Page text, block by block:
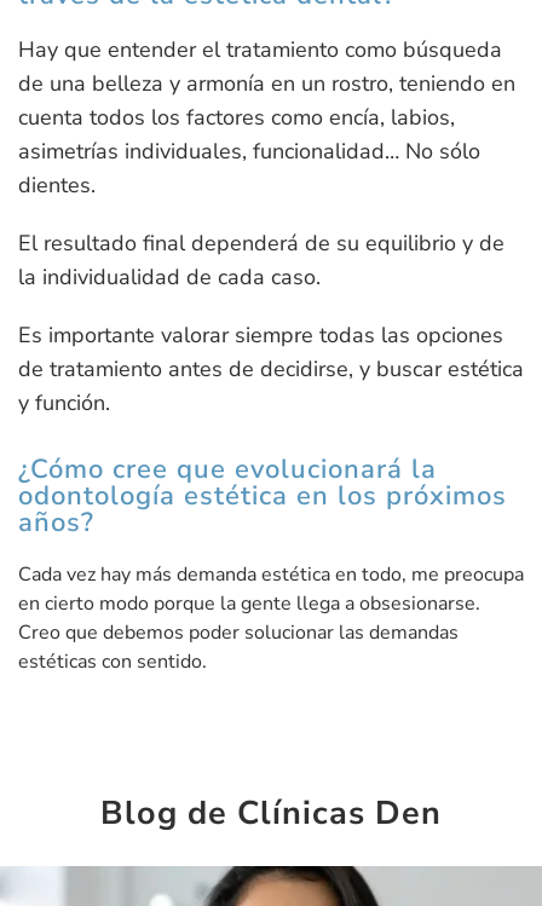
Hay que entender el tratamiento como búsqueda
de una belleza y armonía en un rostro, teniendo en
cuenta todos los factores como encía, labios,
asimetrías individuales, funcionalidad… No sólo
dientes.
El resultado final dependerá de su equilibrio y de
la individualidad de cada caso.
Es importante valorar siempre todas las opciones
de tratamiento antes de decidirse, y buscar estética
y función.
¿Cómo cree que evolucionará la
odontología estética en los próximos
años?
Cada vez hay más demanda estética en todo, me preocupa
en cierto modo porque la gente llega a obsesionarse.
Creo que debemos poder solucionar las demandas
estéticas con sentido.
Blog de Clínicas Den